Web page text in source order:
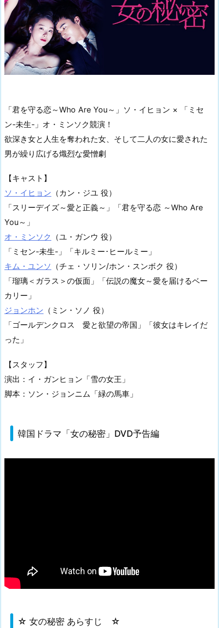
「君を守る恋～Who Are You～」ソ・イヒョン × 「ミセ
ン-未生-」オ・ミンソク競演！
欲深き女と人生を奪われた女、そして二人の女に愛された
男が繰り広げる熾烈な愛憎劇
【キャスト】
ソ・イヒョン （カン・ジユ 役）
「スリーデイズ～愛と正義～」「君を守る恋 ～Who Are
You～」
オ・ミンソク
（ユ・ガンウ 役）
「ミセン-未生-」「キルミー･ヒールミー」
キム・ユンソ （チェ・ソリン/ホン・スンボク 役）
「瑠璃＜ガラス＞の仮面」「伝説の魔女～愛を届けるベー
カリー」
ジョンホン （ミン・ソノ 役）
「ゴールデンクロス 愛と欲望の帝国」「彼女はキレイだ
った」
【スタッフ】
演出：イ・ガンヒョン「雪の女王」
脚本：ソン・ジョンニム「緑の馬車」
韓国ドラマ「女の秘密」DVD予告編
☆ 女の秘密 あらすじ ☆